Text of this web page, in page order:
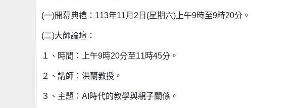
(一)開幕典禮：113年11月2日(星期六)上午9時至9時20分。
(二)大師論壇：
１、時間：上午9時20分至11時45分。
２、講師：洪蘭教授。
３、主題：AI時代的教學與親子關係。